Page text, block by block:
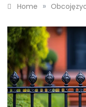
Home »